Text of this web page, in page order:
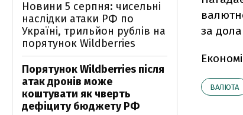
за
ВАЛЮТА
Новини 5 серпня: чисельні
наслідки атаки РФ по
Україні, трильйон рублів на
порятунок Wildberries
Порятунок Wildberries після
атак дронів може
коштувати як чверть
дефіциту бюджету РФ